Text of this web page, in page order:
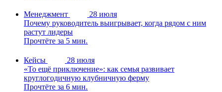
Менеджмент
28 июля
Почему руководитель выигрывает, когда рядом с ним
растут лидеры
Прочтёте за 5 мин.
Кейсы
28 июля
«То ещё приключение»: как семья развивает
круглогодичную клубничную ферму
Прочтёте за 6 мин.